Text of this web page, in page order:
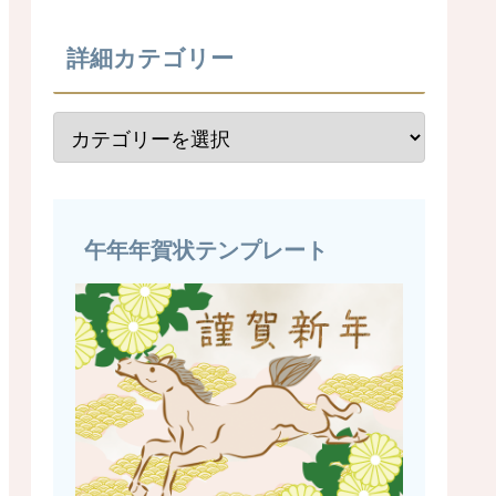
詳細カテゴリー
午年年賀状テンプレート